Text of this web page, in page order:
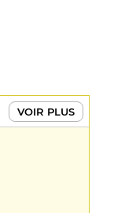
VOIR PLUS